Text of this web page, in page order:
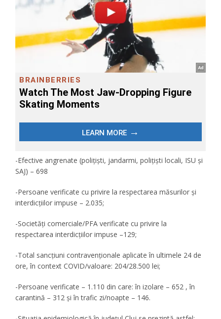
-Efective angrenate (polițiști, jandarmi, polițiști locali, ISU și
SAJ) – 698
-Persoane verificate cu privire la respectarea măsurilor și
interdicțiilor impuse – 2.035;
-Societăți comerciale/PFA verificate cu privire la
respectarea interdicțiilor impuse –129;
-Total sancțiuni contravenționale aplicate în ultimele 24 de
ore, în context COVID/valoare: 204/28.500 lei;
-Persoane verificate – 1.110 din care: în izolare – 652 , în
carantină – 312 și în trafic zi/noapte – 146.